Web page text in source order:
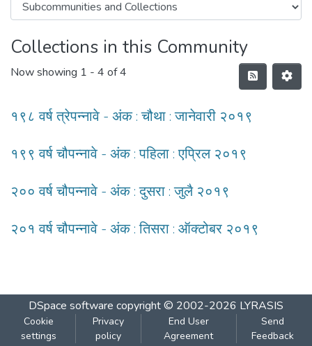
Collections in this Community
Now showing 1 - 4 of 4
१९८ वर्ष त्रेपन्नावे - अंक : चौथा : जानेवारी २०१९
१९९ वर्ष चौपन्नावे - अंक : पहिला : एप्रिल २०१९
२०० वर्ष चौपन्नावे - अंक : दुसरा : जुलै २०१९
२०१ वर्ष चौपन्नावे - अंक : तिसरा : ऑक्टोबर २०१९
DSpace software copyright © 2002-2026 LYRASIS
Cookie
settings
Privacy
policy
End User
Agreement
Send
Feedback